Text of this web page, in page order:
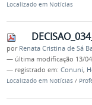
Localizado em Notícias
por Renata Cristina de Sá
— última modificação 13/
— registrado em: Conuni,
Localizado em Notícias /